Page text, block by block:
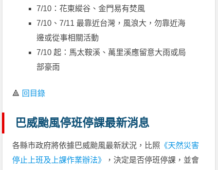
7/10：花東縱谷、金門易有焚風
7/10、7/11 最靠近台灣，風浪大，勿靠近海
邊或從事相關活動
7/10 起：馬太鞍溪、萬里溪應留意大雨或局
部豪雨
🔺 回目錄
巴威颱風停班停課最新消息
各縣市政府將依據巴威颱風最新狀況，比照 《天然災害
停止上班及上課作業辦法》
，決定是否停班停課，並會